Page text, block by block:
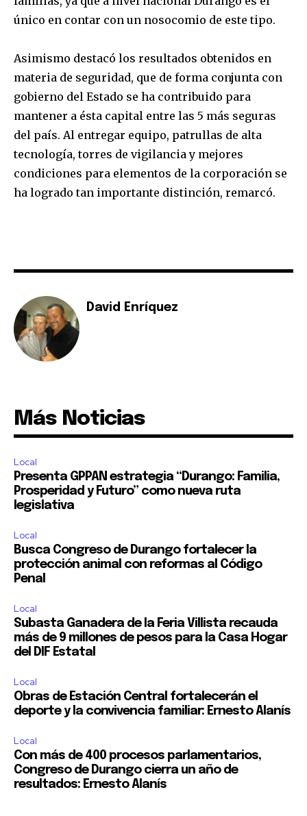
único en contar con un nosocomio de este tipo.
Asimismo destacó los resultados obtenidos en
materia de seguridad, que de forma conjunta con
gobierno del Estado se ha contribuido para
mantener a ésta capital entre las 5 más seguras
del país. Al entregar equipo, patrullas de alta
tecnología, torres de vigilancia y mejores
condiciones para elementos de la corporación se
ha logrado tan importante distinción, remarcó.
David Enríquez
Más Noticias
Local
Presenta GPPAN estrategia “Durango: Familia,
Prosperidad y Futuro” como nueva ruta
legislativa
Local
Busca Congreso de Durango fortalecer la
protección animal con reformas al Código
Penal
Local
Subasta Ganadera de la Feria Villista recauda
más de 9 millones de pesos para la Casa Hogar
del DIF Estatal
Local
Obras de Estación Central fortalecerán el
deporte y la convivencia familiar: Ernesto Alanís
Local
Con más de 400 procesos parlamentarios,
Congreso de Durango cierra un año de
resultados: Ernesto Alanís